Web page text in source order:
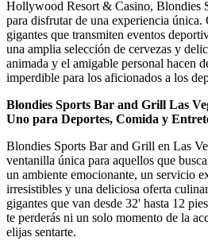
Hollywood Resort & Casino, Blondies
para disfrutar de una experiencia única.
gigantes que transmiten eventos
una amplia selección de cervezas y
animada y el amigable personal hacen
imperdible para los aficionados a los
Blondies Sports Bar and Grill Las
Uno para Deportes, Comida y
Blondies Sports Bar and Grill en Las
ventanilla única para aquellos que
un ambiente emocionante, un servicio
irresistibles y una deliciosa oferta
gigantes que van desde 32' hasta 12
te perderás ni un solo momento de la
elijas sentarte.